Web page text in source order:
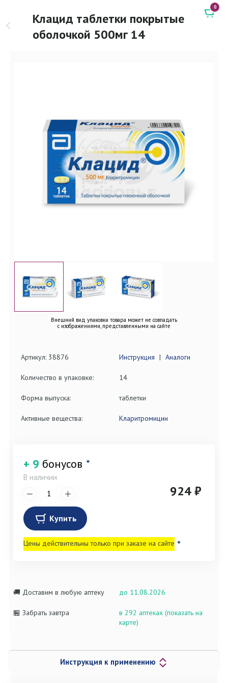
Клацид таблетки покрытые
оболочкой 500мг 14
0
Внешний вид упаковки товара может не совпадать
с изображениями, представленными на сайте
Артикул: 38876 Инструкция | Аналоги
Количество в упаковке: 14
Форма выпуска: таблетки
Активные вещества: Кларитромицин
+ 9 бонусов *
В наличии
924 ₽
Купить
Цены действительны только при заказе на сайте *
🚚 Доставим в любую аптеку до 11.08.2026
🏪 Забрать завтра
в 292 аптеках (показать на
карте)
Инструкция к применению